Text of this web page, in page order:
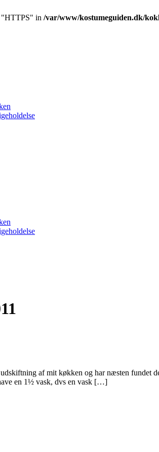
"HTTPS" in /var/www/kostumeguiden.dk/
af mit køkken og har næsten fundet
en 1½ vask, dvs en vask […]